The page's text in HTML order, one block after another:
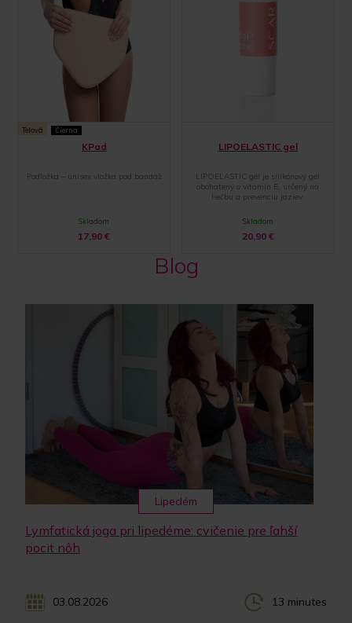
Telová Čierna
KPad
Podložka – unisex vložka pod bandáž
Skladom
17,90€
LIPOELASTIC gel
LIPOELASTIC gél je silikónový gél
obohatený o vitamín E, určený na
liečbu a prevenciu jaziev.
Skladom
20,90 €
Blog
Lipedém
Lymfatická joga pri lipedéme: cvičenie pre ľahší
pocit nôh
03.08.2026 13 minutes